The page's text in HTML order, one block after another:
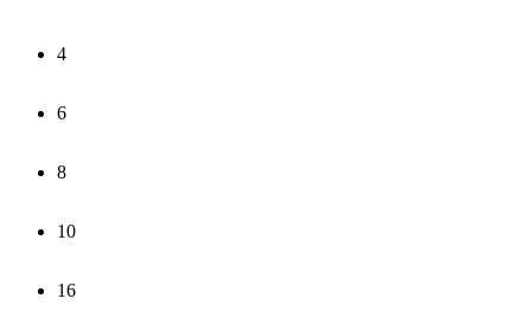
4
6
8
10
16